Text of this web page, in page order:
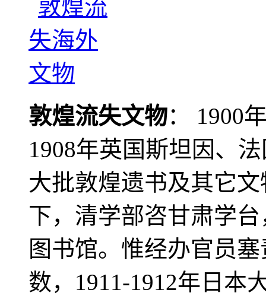
敦煌流失文物： 1900
1908年英国斯坦因、
大批敦煌遗书及其它
下，清学部咨甘肃学
图书馆。惟经办官员
数，1911-1912年日本